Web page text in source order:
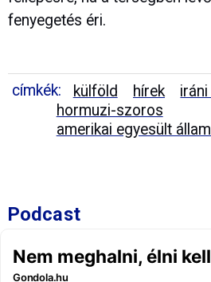
fenyegetés éri.
címkék: külföld hírek
hormuzi-szoros
amerikai egyesült
Podcast